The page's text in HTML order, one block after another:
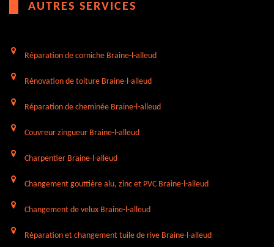
AUTRES SERVICES
Réparation de corniche Braine-l-alleud
Rénovation de toiture Braine-l-alleud
Réparation de cheminée Braine-l-alleud
Couvreur zingueur Braine-l-alleud
Charpentier Braine-l-alleud
Changement gouttière alu, zinc et PVC Braine-l-alleud
Changement de velux Braine-l-alleud
Réparation et changement tuile de rive Braine-l-alleud